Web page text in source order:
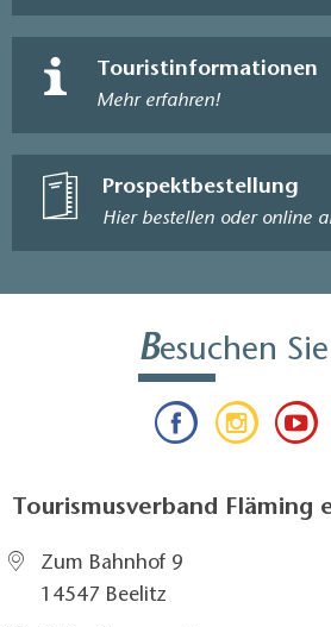
Touristinformationen
Mehr erfahren!
Prospektbestellung
Hier bestellen oder online
Besuchen
Tourismusverband Fläming
Zum Bahnhof 9
14547 Beelitz